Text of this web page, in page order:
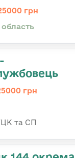
грн
область
грн
та СП